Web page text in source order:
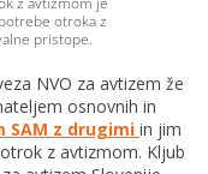
otroka z
pristope.
NVO za avtizem že
osnovnih in
SAM z drugimi in jim
z avtizmom. Kljub